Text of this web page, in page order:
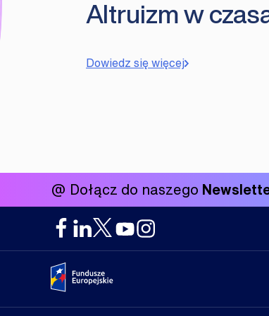
Altruizm w
Dowiedz się więcej
@ Dołącz do naszego
Portal Fundusze Europejskie